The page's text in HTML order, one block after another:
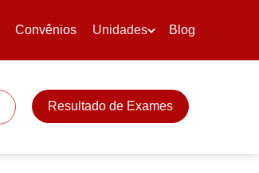
Convênios Unidades Blog
Resultado de Exames